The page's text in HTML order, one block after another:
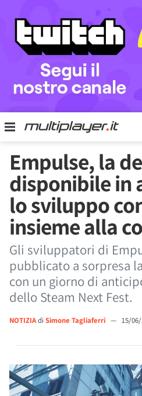
Empulse, la
disponibile in
lo sviluppo
insieme alla
Gli sviluppatori di
pubblicato a sorpresa
con un giorno di
dello Steam Next Fest.
NOTIZIAdi Simone Tagliaferri — 15/